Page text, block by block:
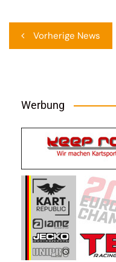
Vorherige News
Werbung